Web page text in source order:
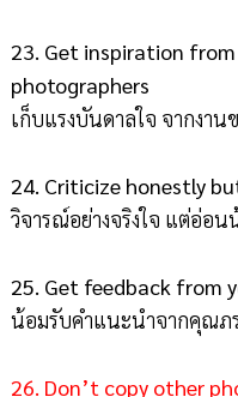
23. Get inspiration
photographers
เก็บแรงบันดาลใจ จากงา
24. Criticize honestly
วิจารณ์อย่างจริงใจ แต่อ่อ
25. Get feedback from
น้อมรับคำแนะนำจากคุณภ
26. Don’t copy other